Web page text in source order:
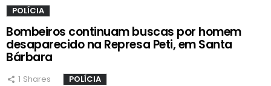
POLÍCIA
Bombeiros continuam buscas por homem
desaparecido na Represa Peti, em Santa
Bárbara
1 Shares POLÍCIA